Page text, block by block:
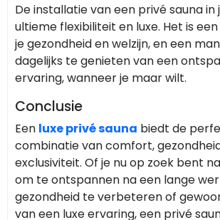
De installatie van een privé sauna in
ultieme flexibiliteit en luxe. Het is
je gezondheid en welzijn, en een
dagelijks te genieten van een
ervaring, wanneer je maar wilt.
Conclusie
Een luxe privé sauna biedt de
combinatie van comfort,
exclusiviteit. Of je nu op zoek bent
om te ontspannen na een lange
gezondheid te verbeteren of
van een luxe ervaring, een privé